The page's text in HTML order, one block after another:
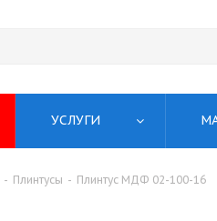
УСЛУГИ
- Плинтусы - Плинтус МДФ 02-100-16